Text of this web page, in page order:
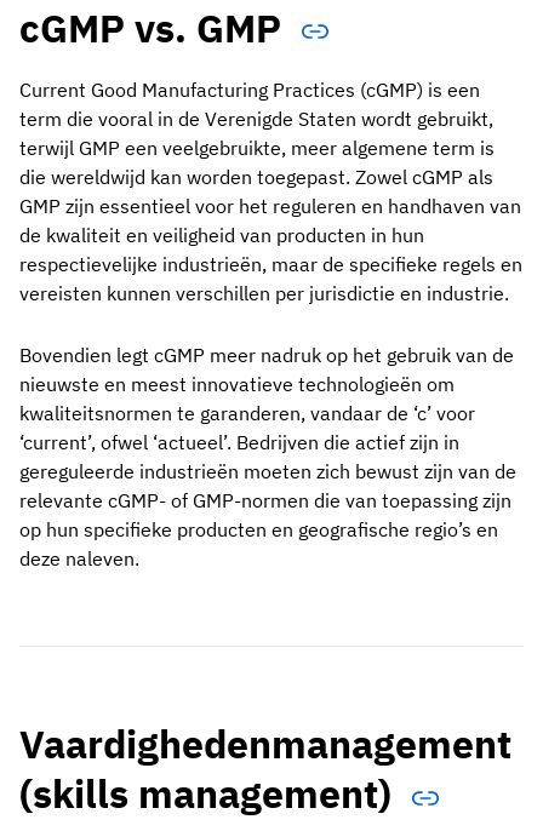
cGMP vs. GMP
Current Good Manufacturing Practices (cGMP) is een
term die vooral in de Verenigde Staten wordt gebruikt,
terwijl GMP een veelgebruikte, meer algemene term is
die wereldwijd kan worden toegepast. Zowel cGMP als
GMP zijn essentieel voor het reguleren en handhaven van
de kwaliteit en veiligheid van producten in hun
respectievelijke industrieën, maar de specifieke regels en
vereisten kunnen verschillen per jurisdictie en industrie.
Bovendien legt cGMP meer nadruk op het gebruik van de
nieuwste en meest innovatieve technologieën om
kwaliteitsnormen te garanderen, vandaar de ‘c’ voor
‘current’, ofwel ‘actueel’. Bedrijven die actief zijn in
gereguleerde industrieën moeten zich bewust zijn van de
relevante cGMP- of GMP-normen die van toepassing zijn
op hun specifieke producten en geografische regio’s en
deze naleven.
Vaardighedenmanagement
(skills management)